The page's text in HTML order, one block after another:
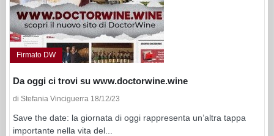
Firmato DW
Da oggi ci trovi su www.doctorwine.wine
di Stefania Vinciguerra 18/12/23
Save the date: la giornata di oggi rappresenta un’altra tappa
importante nella vita del...